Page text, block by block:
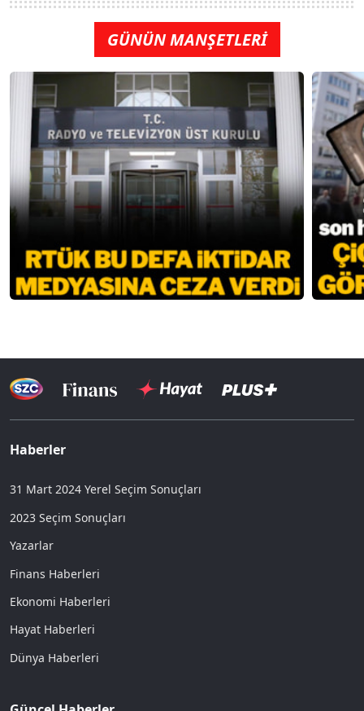
GÜNÜN MANŞETLERİ
Haberler
31 Mart 2024 Yerel Seçim Sonuçları
2023 Seçim Sonuçları
Yazarlar
Finans Haberleri
Ekonomi Haberleri
Hayat Haberleri
Dünya Haberleri